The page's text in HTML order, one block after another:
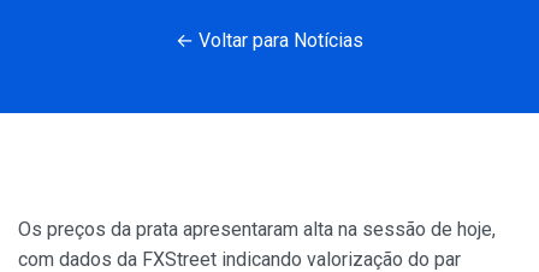
← Voltar para Notícias
Os preços da prata apresentaram alta na sessão de hoje,
com dados da FXStreet indicando valorização do par